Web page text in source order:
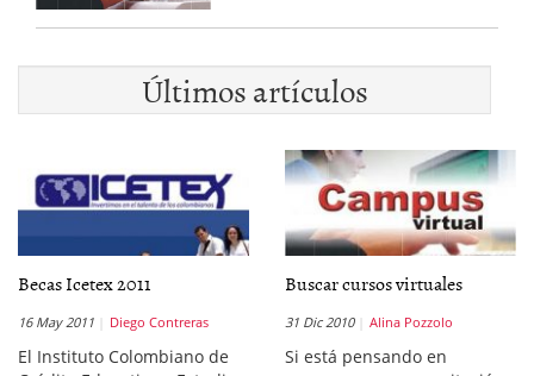
Últimos artículos
Becas Icetex 2011
16 May 2011 Diego Contreras
El Instituto Colombiano de
Buscar cursos virtuales
31 Dic 2010 Alina Pozzolo
Si está pensando en